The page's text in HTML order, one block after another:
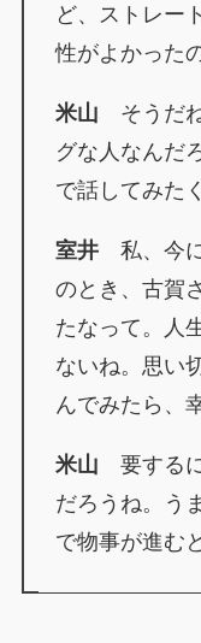
ど、ストレー
性がよかった
米山 そうだ
グな人なんだ
で話してみた
室井私、今に
のとき、古賀
たなって。人
ないね。思い
んでみたら、
米山 要する
だろうね。う
で物事が進む